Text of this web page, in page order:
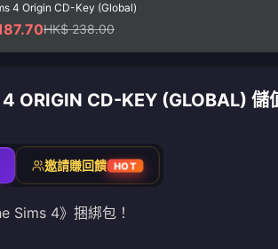
4 Origin CD-Key (Global)
HK$ 238.00
ORIGIN CD-KEY (GLOBAL) 儲
邀請賺回饋 HOT
Sims 4》捆綁包！